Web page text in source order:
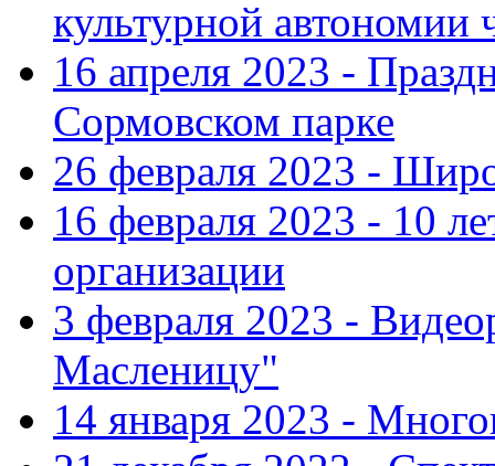
культурной автономии
16 апреля 2023 -
Сормовском парке
26 февраля 2023 -
16 февраля 2023 - 10
организации
3 февраля 2023 -
Масленицу"
14 января 2023 -